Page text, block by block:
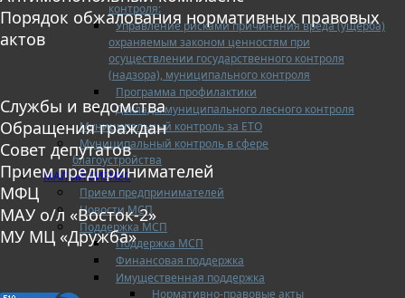
контроля:
Управление рисками причинения вреда (ущерба)
охраняемым законом ценностям при
осуществлении государственного контроля
(надзора), муниципального контроля
Программа профилактики
Доклады муниципального лесного контроля
Муниципальный контроль за ЕТО
Муниципальный контроль в сфере
благоустройства
МАЛЫЙ БИЗНЕС
Прием предпринимателей
Новости МСП
Поддержка МСП
Поддержка МСП
Финансовая поддержка
Имущественная поддержка
Нормативно-правовые акты
Порядок обжалования нормативных правовых
актов
Службы и ведомства
Обращения граждан
Совет депутатов
Прием предпринимателей
МФЦ
МАУ о/л «Восток-2»
МУ МЦ «Дружба»